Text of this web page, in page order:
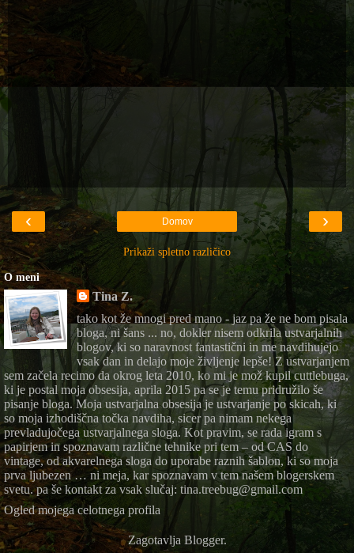
‹ ›
Domov
Prikaži spletno različico
O meni
Tina Z.
tako kot že mnogi pred mano - jaz pa že ne bom pisala
bloga, ni šans ... no, dokler nisem odkrila ustvarjalnih
blogov, ki so naravnost fantastični in me navdihujejo
vsak dan in delajo moje življenje lepše! Z ustvarjanjem
sem začela recimo da okrog leta 2010, ko mi je mož kupil cuttlebuga,
ki je postal moja obsesija, aprila 2015 pa se je temu pridružilo še
pisanje bloga. Moja ustvarjalna obsesija je ustvarjanje po skicah, ki
so moja izhodiščna točka navdiha, sicer pa nimam nekega
prevladujočega ustvarjalnega sloga. Kot pravim, se rada igram s
papirjem in spoznavam različne tehnike pri tem – od CAS do
vintage, od akvarelnega sloga do uporabe raznih šablon, ki so moja
prva ljubezen … ni meja, kar spoznavam v tem našem blogerskem
svetu. pa še kontakt za vsak slučaj: tina.treebug@gmail.com
Ogled mojega celotnega profila
Zagotavlja Blogger.